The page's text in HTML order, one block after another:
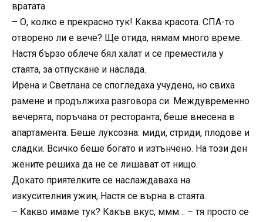
вратата.
– О, колко е прекрасно тук! Каква красота. СПА-то
отворено ли е вече? Ще отида, нямам много време.
Настя бързо облече бял халат и се преместила у
стаята, за отпускане и наслада.
Ирена и Светлана се спогледаха учудено, но свиха
рамене и продължиха разговора си. Междувременно
вечерята, поръчана от ресторанта, беше внесена в
апартамента. Беше луксозна: миди, стриди, плодове и
сладки. Всичко беше богато и изтънчено. На този ден
жените решиха да не се лишават от нищо.
Докато приятелките се наслаждаваха на
изкусителния ужин, Настя се върна в стаята.
– Какво имаме тук? Какъв вкус, ммм… – тя просто се